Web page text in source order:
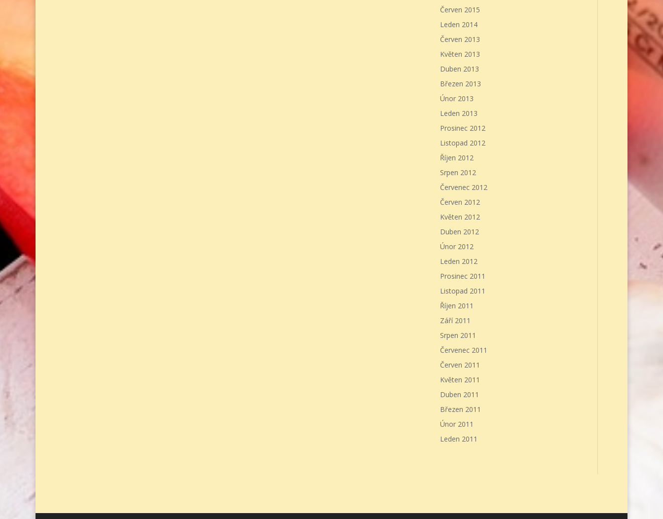
Červen 2015
Leden 2014
Červen 2013
Květen 2013
Duben 2013
Březen 2013
Únor 2013
Leden 2013
Prosinec 2012
Listopad 2012
Říjen 2012
Srpen 2012
Červenec 2012
Červen 2012
Květen 2012
Duben 2012
Únor 2012
Leden 2012
Prosinec 2011
Listopad 2011
Říjen 2011
Září 2011
Srpen 2011
Červenec 2011
Červen 2011
Květen 2011
Duben 2011
Březen 2011
Únor 2011
Leden 2011